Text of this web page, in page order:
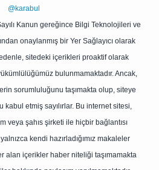
@karabul
Kanun gereğince Bilgi Teknolojileri ve
onaylanmış bir Yer Sağlayıcı olarak
sitedeki içerikleri proaktif olarak
bulunmamaktadır. Ancak,
sorumluluğunu taşımakta olup, siteye
etmiş sayılırlar. Bu internet sitesi,
veya şahıs şirketi ile hiçbir bağlantısı
kendi hazırladığımız makaleler
alan içerikler haber niteliği taşımamakta